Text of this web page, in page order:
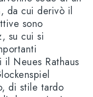
da cui derivò il
sono
su cui si
Neues Rathaus
di stile tardo